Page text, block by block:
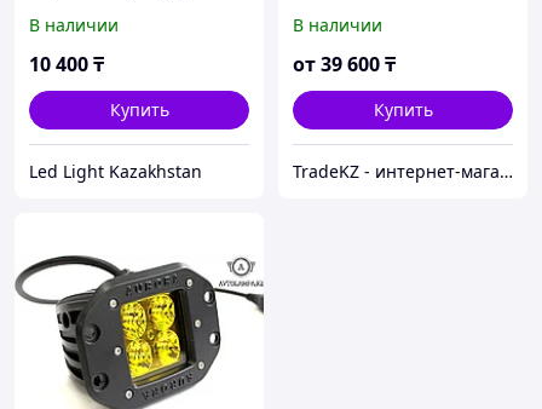
В наличии
10 400₸
Купить
Led Light Kazakhstan
В наличии
от39 600₸
Купить
TradeKZ - интернет-магазин